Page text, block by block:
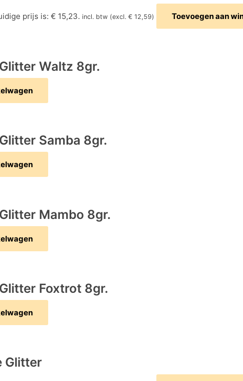
prijs is: € 15,23. incl. btw (excl. € 12,59) Toevoegen aan
Waltz 8gr.
Samba 8gr.
Mambo 8gr.
Foxtrot 8gr.
Glitter